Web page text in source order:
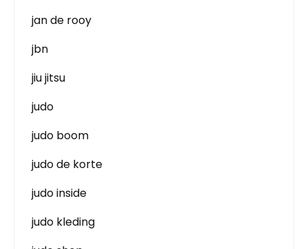
jan de rooy
jbn
jiu jitsu
judo
judo boom
judo de korte
judo inside
judo kleding